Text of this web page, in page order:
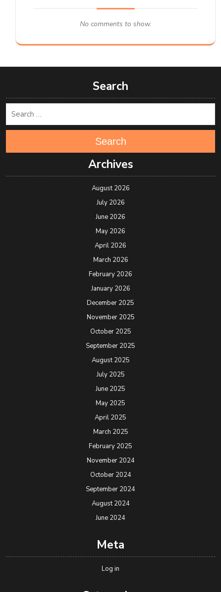
No comments to show.
Search
Search
Archives
August 2026
July 2026
June 2026
May 2026
April 2026
March 2026
February 2026
January 2026
December 2025
November 2025
October 2025
September 2025
August 2025
July 2025
June 2025
May 2025
April 2025
March 2025
February 2025
November 2024
October 2024
September 2024
August 2024
June 2024
Meta
Log in